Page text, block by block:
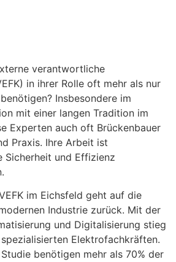
verantwortliche
in ihrer Rolle oft mehr als nur
Insbesondere im
mit einer langen Tradition im
Experten auch oft Brückenbauer
Praxis. Ihre Arbeit ist
Sicherheit und Effizienz
im Eichsfeld geht auf die
Industrie zurück. Mit der
und Digitalisierung stieg
Elektrofachkräften.
benötigen mehr als 70% der